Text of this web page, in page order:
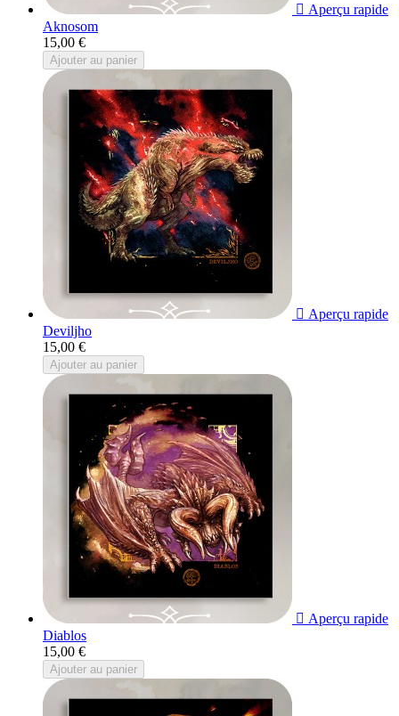
 Aperçu rapide
Aknosom
15,00 €
Ajouter au panier
 Aperçu rapide
Deviljho
15,00 €
Ajouter au panier
 Aperçu rapide
Diablos
15,00 €
Ajouter au panier